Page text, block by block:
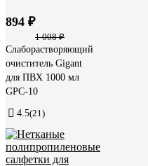
894 ₽
1 008 ₽
Слаборастворяющий
очиститель Gigant
для ПВХ 1000 мл
GPC-10
4.5(21)